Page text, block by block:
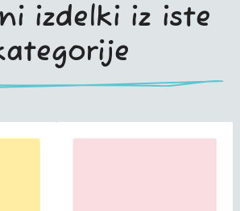
izdelki iz iste